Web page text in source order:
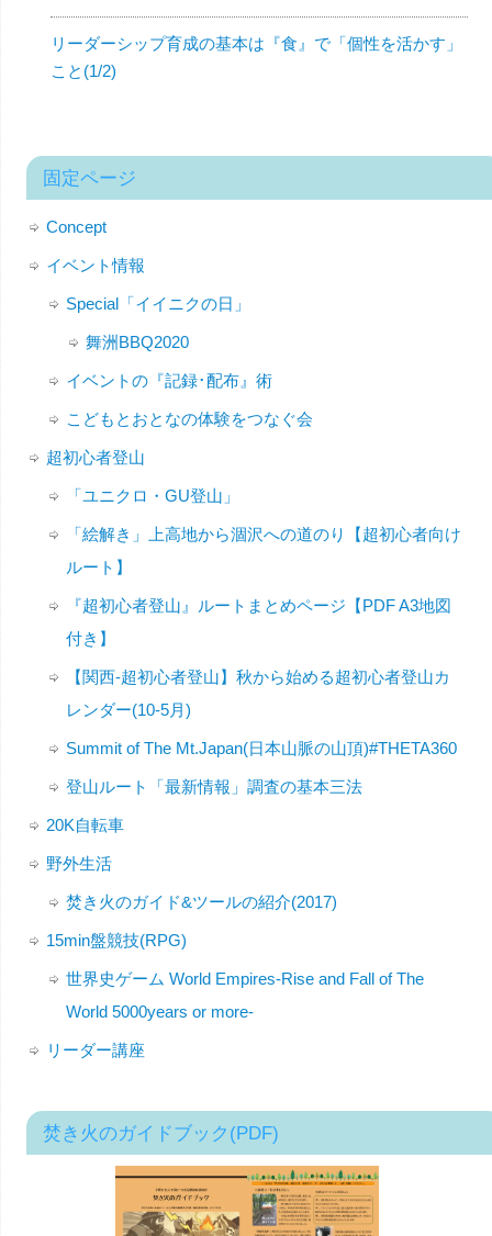
リーダーシップ育成の基本は『食』で「個性を活かす」
こと(1/2)
固定ページ
Concept
イベント情報
Special「イイニクの日」
舞洲BBQ2020
イベントの『記録･配布』術
こどもとおとなの体験をつなぐ会
超初心者登山
「ユニクロ・GU登山」
「絵解き」上高地から涸沢への道のり【超初心者向け
ルート】
『超初心者登山』ルートまとめページ【PDF A3地図
付き】
【関西-超初心者登山】秋から始める超初心者登山カ
レンダー(10-5月)
Summit of The Mt.Japan(日本山脈の山頂)#THETA360
登山ルート「最新情報」調査の基本三法
20K自転車
野外生活
焚き火のガイド&ツールの紹介(2017)
15min盤競技(RPG)
世界史ゲーム World Empires-Rise and Fall of The
World 5000years or more-
リーダー講座
焚き火のガイドブック(PDF)